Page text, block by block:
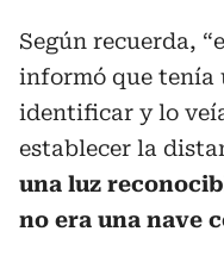
Según recuerda,
informó que tenía
identificar y lo
establecer la
una luz
no era una nave